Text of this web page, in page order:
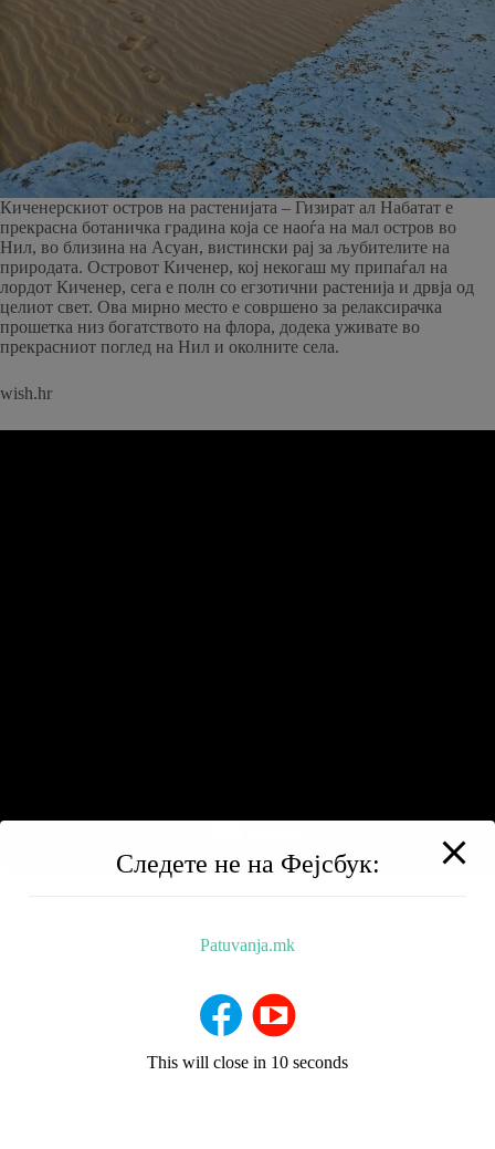
Киченерскиот остров на растенијата – Гизират ал Набатат е
прекрасна ботаничка градина која се наоѓа на мал остров во
Нил, во близина на Асуан, вистински рај за љубителите на
природата. Островот Киченер, кој некогаш му припаѓал на
лордот Киченер, сега е полн со егзотични растенија и дрвја од
целиот свет. Ова мирно место е совршено за релаксирачка
прошетка низ богатството на флора, додека уживате во
прекрасниот поглед на Нил и околните села.
wish.hr
BALKAN TRIP
НИЗ МАКЕДОНИЈА
Следете не на Фејсбук:
Patuvanja.mk
This will close in9seconds